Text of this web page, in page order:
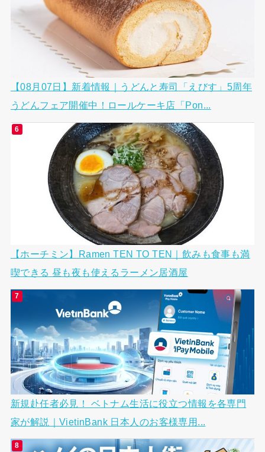
【08月07日】新着情報｜うどんと寿司「えびす」5周年
うどんフェア開催中！ロールケーキ店「Pon...
【ホーチミン】Ramen TEN TO TEN｜飲みも食事も満
喫できる 昼も夜も使えるラーメン居酒屋
新規赴任者必見！ ベトナム生活に役立つ情報を各専門
家が解説｜VietinBank 日本人のお客様専用...